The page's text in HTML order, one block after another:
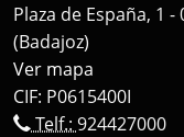
Plaza de España, 1
(Badajoz)
Ver mapa
CIF: P0615400I
Telf.: 924427000